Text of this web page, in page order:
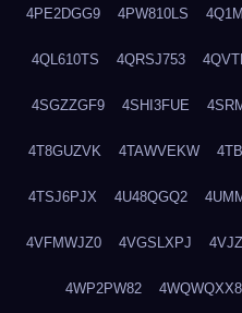
4PE2DGG9 4PW810LS
4QL610TS 4QRSJ753
4SGZZGF9 4SHI3FUE
4T8GUZVK 4TAWVEKW
4TSJ6PJX 4U48QGQ2
4VFMWJZ0 4VGSLXPJ
4WP2PW82 4WQWQXX8